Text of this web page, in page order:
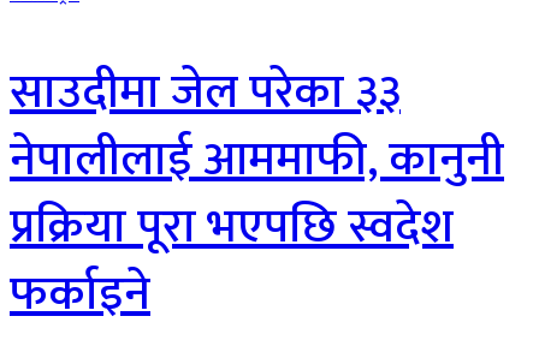
साउदीमा जेल परेका ३३
नेपालीलाई आममाफी, कानुनी
प्रक्रिया पूरा भएपछि स्वदेश
फर्काइने